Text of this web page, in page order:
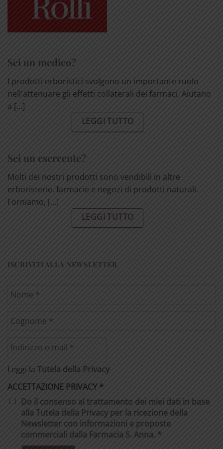
Sei un medico?
I prodotti erboristici svolgono un importante ruolo
nell'attenuare gli effetti collaterali dei farmaci. Aiutano
a [...]
LEGGI TUTTO
Sei un esercente?
Molti dei nostri prodotti sono vendibili in altre
erboristerie, farmacie e negozi di prodotti naturali.
Forniamo, [...]
LEGGI TUTTO
ISCRIVITI ALLA NEWSLETTER
Leggi la Tutela della Privacy
ACCETTAZIONE PRIVACY*
Do il consenso al trattamento dei miei dati in base
alla Tutela della Privacy per la ricezione della
Newsletter con informazioni e proposte
commerciali dalla Farmacia S. Anna. *